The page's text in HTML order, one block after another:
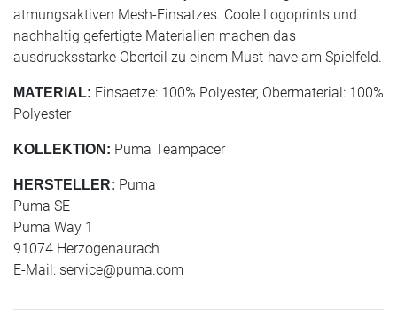
atmungsaktiven Mesh-Einsatzes. Coole Logoprints und
nachhaltig gefertigte Materialien machen das
ausdrucksstarke Oberteil zu einem Must-have am Spielfeld.
MATERIAL: Einsaetze: 100% Polyester, Obermaterial: 100%
Polyester
KOLLEKTION: Puma Teampacer
HERSTELLER: Puma
Puma SE
Puma Way 1
91074 Herzogenaurach
E-Mail: service@puma.com